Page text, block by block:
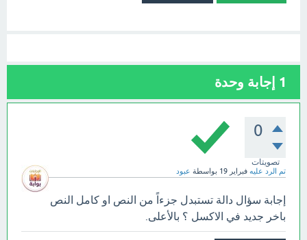
1 إجابة وحدة
0
تصويتات
تم الرد عليه فبراير 19 بواسطة عبود
إجابة سؤال دالة تستبدل جزءاً من النص او كامل النص
باخر جديد في الاكسل ؟ بالأعلى.